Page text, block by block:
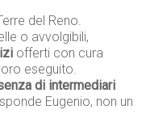
del Reno.
o avvolgibili,
offerti con cura
eseguito.
di intermediari
Eugenio, non un